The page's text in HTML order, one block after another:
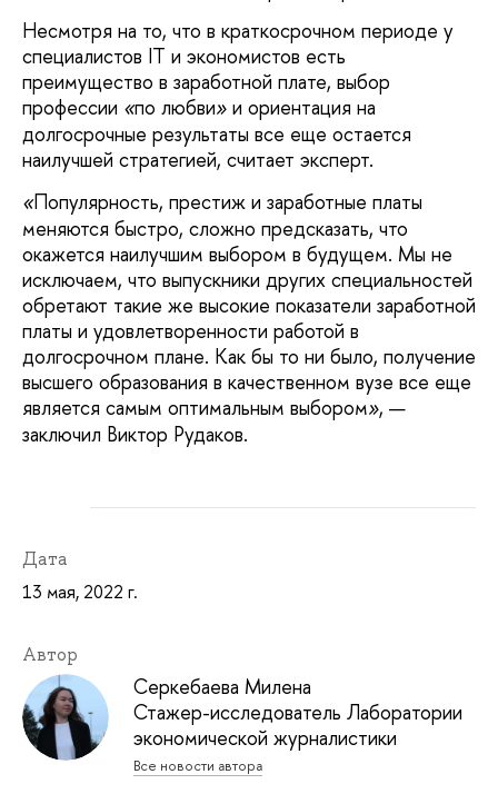
Несмотря на то, что в краткосрочном периоде у
специалистов IT и экономистов есть
преимущество в заработной плате, выбор
профессии «по любви» и ориентация на
долгосрочные результаты все еще остается
наилучшей стратегией, считает эксперт.
«Популярность, престиж и заработные платы
меняются быстро, сложно предсказать, что
окажется наилучшим выбором в будущем. Мы не
исключаем, что выпускники других специальностей
обретают такие же высокие показатели заработной
платы и удовлетворенности работой в
долгосрочном плане. Как бы то ни было, получение
высшего образования в качественном вузе все еще
является самым оптимальным выбором», —
заключил Виктор Рудаков.
Дата
13 мая, 2022 г.
Автор
Серкебаева Милена
Стажер-исследователь Лаборатории
экономической журналистики
Все новости автора